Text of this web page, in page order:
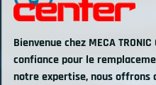
Bienvenue chez MECA
confiance pour le
notre expertise, nous offrons